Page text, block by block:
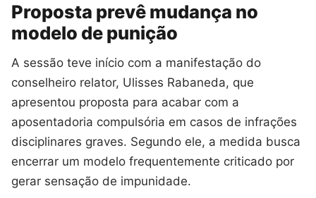
Proposta prevê mudança no
modelo de punição
A sessão teve início com a manifestação do
conselheiro relator, Ulisses Rabaneda, que
apresentou proposta para acabar com a
aposentadoria compulsória em casos de infrações
disciplinares graves. Segundo ele, a medida busca
encerrar um modelo frequentemente criticado por
gerar sensação de impunidade.